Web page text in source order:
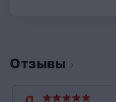
Отзывы